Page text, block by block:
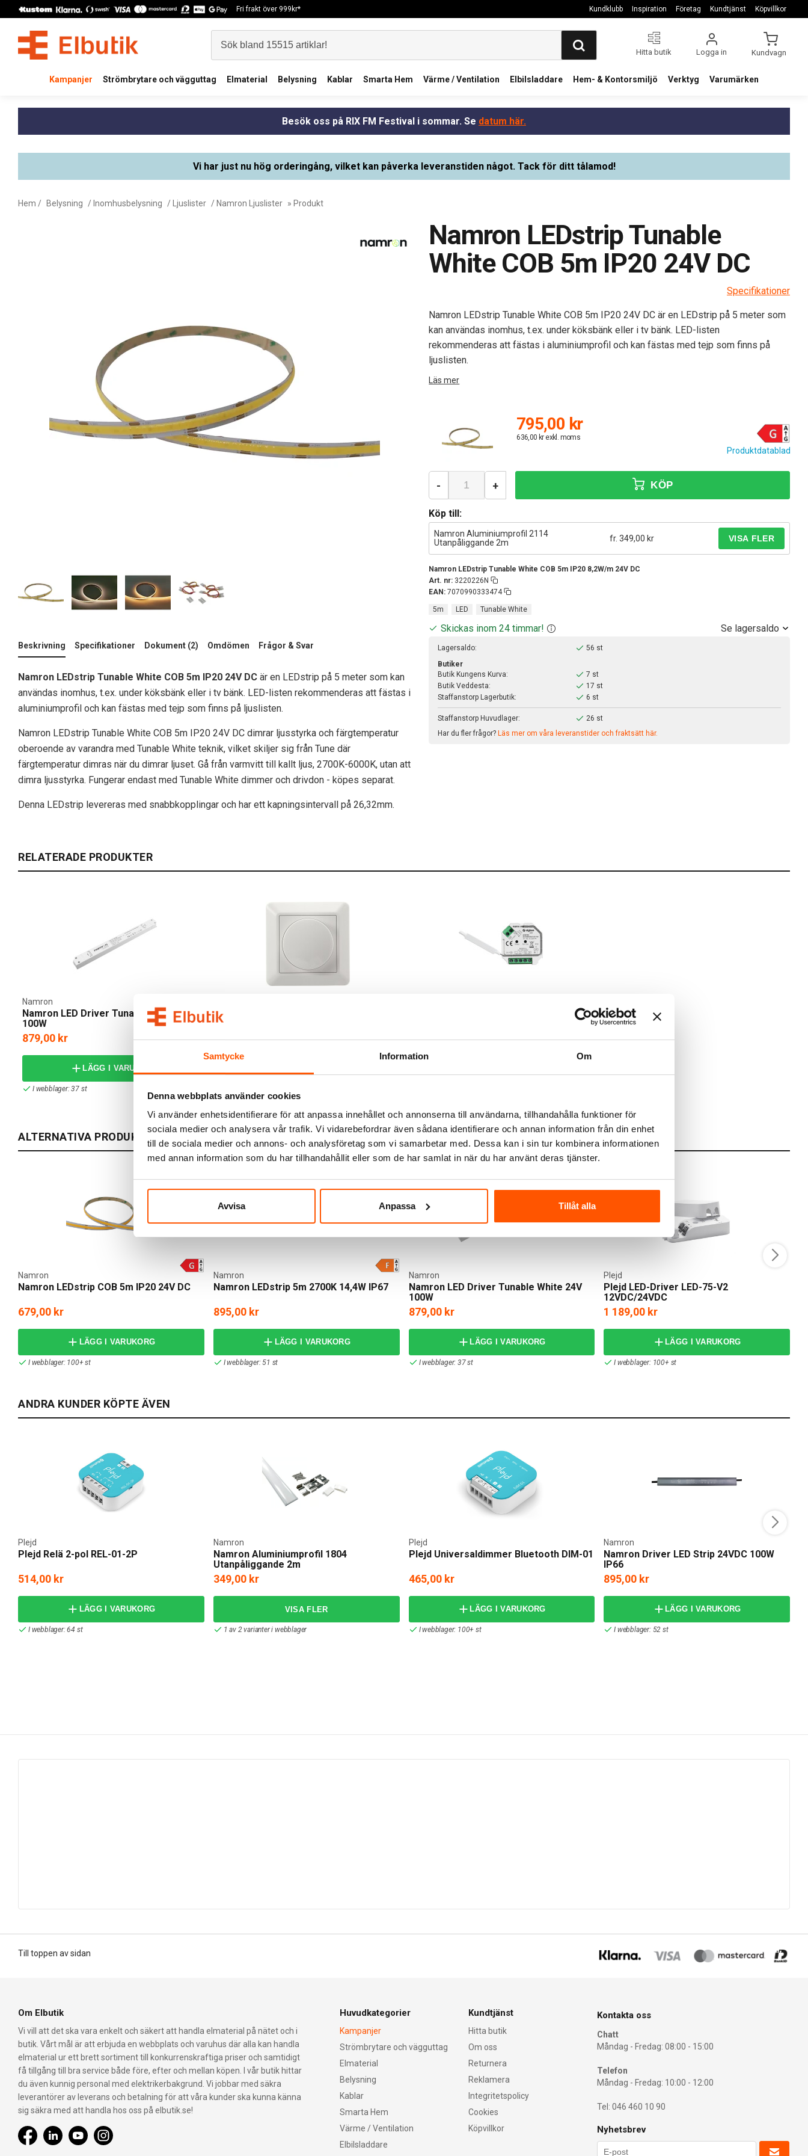
Samtycke Information Om
Denna webbplats använder cookies
Vi använder enhetsidentifierare för att anpassa innehållet och annonserna till användarna, tillhandahålla funktioner för
sociala medier och analysera vår trafik. Vi vidarebefordrar även sådana identifierare och annan information från din enhet
till de sociala medier och annons- och analysföretag som vi samarbetar med. Dessa kan i sin tur kombinera informationen
med annan information som du har tillhandahållit eller som de har samlat in när du har använt deras tjänster.
Avvisa Anpassa Tillåt alla
Fri frakt över 999kr* Kundklubb Inspiration Företag Kundtjänst Köpvillkor
Hitta butik Logga in Kundvagn
Kampanjer Strömbrytare och vägguttag Elmaterial Belysning Kablar Smarta Hem Värme / Ventilation Elbilsladdare Hem- & Kontorsmiljö Verktyg Varumärken
Besök oss på RIX FM Festival i sommar. Se datum här.
Vi har just nu hög orderingång, vilket kan påverka leveranstiden något. Tack för ditt tålamod!
Hem / Belysning / Inomhusbelysning / Ljuslister / Namron Ljuslister » Produkt
Beskrivning Specifikationer Dokument (2) Omdömen Frågor & Svar
Namron LEDstrip Tunable White COB 5m IP20 24V DC är en LEDstrip på 5 meter som kan
användas inomhus, t.ex. under köksbänk eller i tv bänk. LED-listen rekommenderas att fästas i
aluminiumprofil och kan fästas med tejp som finns på ljuslisten.
Namron LEDstrip Tunable White COB 5m IP20 24V DC dimrar ljusstyrka och färgtemperatur
oberoende av varandra med Tunable White teknik, vilket skiljer sig från Tune där
färgtemperatur dimras när du dimrar ljuset. Gå från varmvitt till kallt ljus, 2700K-6000K, utan att
dimra ljusstyrka. Fungerar endast med Tunable White dimmer och drivdon - köpes separat.
Denna LEDstrip levereras med snabbkopplingar och har ett kapningsintervall på 26,32mm.
Namron LEDstrip Tunable
White COB 5m IP20 24V DC
Specifikationer
Namron LEDstrip Tunable White COB 5m IP20 24V DC är en LEDstrip på 5 meter som
kan användas inomhus, t.ex. under köksbänk eller i tv bänk. LED-listen
rekommenderas att fästas i aluminiumprofil och kan fästas med tejp som finns på
ljuslisten.
Läs mer
Produktdatablad
795,00 kr
636,00 kr exkl. moms
Namron LEDstrip Tunable White COB 5m IP20 8,2W/m 24V DC
Art. nr: 3220226N
EAN: 7070990333474
- + KÖP
5m LED Tunable White
Köp till:
Namron Aluminiumprofil 2114
Utanpåliggande 2m
fr. 349,00 kr
Skickas inom 24 timmar! Se lagersaldo
Lagersaldo:
56 st
Butiker
Butik Kungens Kurva:
7 st
Butik Veddesta:
17 st
Staffanstorp Lagerbutik:
6 st
Staffanstorp Huvudlager:
26 st
Har du fler frågor? Läs mer om våra leveranstider och fraktsätt här.
RELATERADE PRODUKTER
Namron LED Driver Tunable White 24V
100W
Namron
879,00 kr
LÄGG I VARUKORG
I webblager: 37 st
Namron LED Dimmer Tunable White
250W 230V
499,00 kr
Namron ZigBee Dimmer Tunable White
479,00 kr
ALTERNATIVA PRODUKTER
Namron LEDstrip COB 5m IP20 24V DC
Namron
679,00 kr
LÄGG I VARUKORG
I webblager: 100+ st
Namron LEDstrip 5m 2700K 14,4W IP67
Namron
895,00 kr
LÄGG I VARUKORG
I webblager: 51 st
Namron LED Driver Tunable White 24V
100W
Namron
879,00 kr
LÄGG I VARUKORG
I webblager: 37 st
Plejd LED-Driver LED-75-V2
12VDC/24VDC
Plejd
1 189,00 kr
LÄGG I VARUKORG
I webblager: 100+ st
ANDRA KUNDER KÖPTE ÄVEN
Plejd Relä 2-pol REL-01-2P
Plejd
514,00 kr
LÄGG I VARUKORG
I webblager: 64 st
Namron Aluminiumprofil 1804
Utanpåliggande 2m
Namron
349,00 kr
1 av 2 varianter i webblager
Plejd Universaldimmer Bluetooth DIM-01
Plejd
465,00 kr
LÄGG I VARUKORG
I webblager: 100+ st
Namron Driver LED Strip 24VDC 100W
IP66
Namron
895,00 kr
LÄGG I VARUKORG
I webblager: 52 st
Till toppen av sidan
Om Elbutik
Vi vill att det ska vara enkelt och säkert att handla elmaterial på nätet och i
butik. Vårt mål är att erbjuda en webbplats och varuhus där alla kan handla
elmaterial ur ett brett sortiment till konkurrenskraftiga priser och samtidigt
få tillgång till bra service både före, efter och mellan köpen. I vår butik hittar
du även kunnig personal med elektrikerbakgrund. Vi jobbar med säkra
leverantörer av leverans och betalning för att våra kunder ska kunna känna
sig säkra med att handla hos oss på elbutik.se!
Huvudkategorier
Kampanjer
Strömbrytare och vägguttag
Elmaterial
Belysning
Kablar
Smarta Hem
Värme / Ventilation
Elbilsladdare
Kundtjänst
Hitta butik
Om oss
Returnera
Reklamera
Integritetspolicy
Cookies
Köpvillkor
Kontakta oss
Chatt
Måndag - Fredag: 08:00 - 15:00
Telefon
Måndag - Fredag: 10:00 - 12:00
Tel: 046 460 10 90
Nyhetsbrev